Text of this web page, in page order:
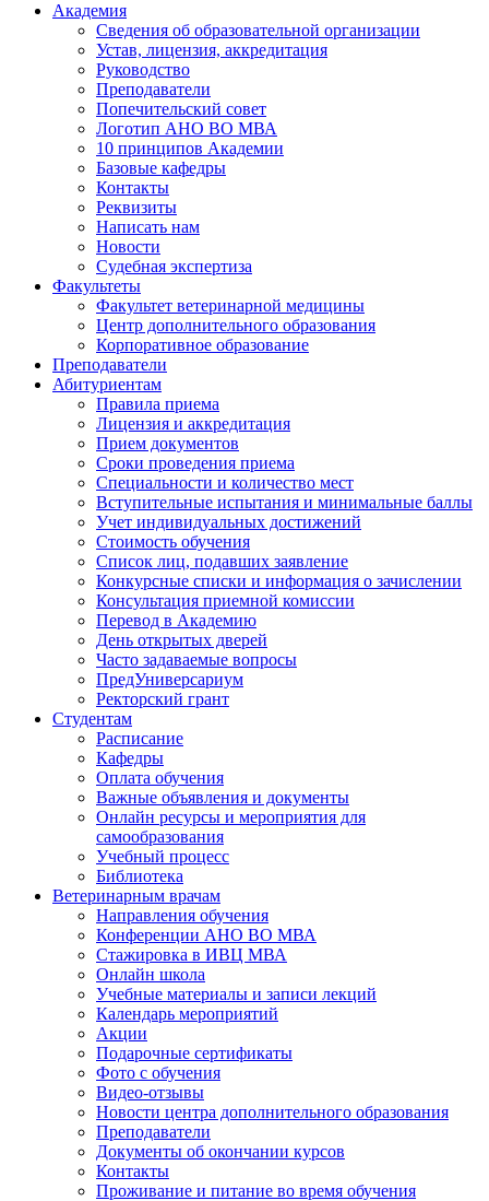
Академия
Сведения об образовательной организации
Устав, лицензия, аккредитация
Руководство
Преподаватели
Попечительский совет
Логотип АНО ВО МВА
10 принципов Академии
Базовые кафедры
Контакты
Реквизиты
Написать нам
Новости
Судебная экспертиза
Факультеты
Факультет ветеринарной медицины
Центр дополнительного образования
Корпоративное образование
Преподаватели
Абитуриентам
Правила приема
Лицензия и аккредитация
Прием документов
Сроки проведения приема
Специальности и количество мест
Вступительные испытания и минимальные баллы
Учет индивидуальных достижений
Стоимость обучения
Список лиц, подавших заявление
Конкурсные списки и информация о зачислении
Консультация приемной комиссии
Перевод в Академию
День открытых дверей
Часто задаваемые вопросы
ПредУниверсариум
Ректорский грант
Студентам
Расписание
Кафедры
Оплата обучения
Важные объявления и документы
Онлайн ресурсы и мероприятия для
самообразования
Учебный процесс
Библиотека
Ветеринарным врачам
Направления обучения
Конференции АНО ВО МВА
Стажировка в ИВЦ МВА
Онлайн школа
Учебные материалы и записи лекций
Календарь мероприятий
Акции
Подарочные сертификаты
Фото с обучения
Видео-отзывы
Новости центра дополнительного образования
Преподаватели
Документы об окончании курсов
Контакты
Проживание и питание во время обучения